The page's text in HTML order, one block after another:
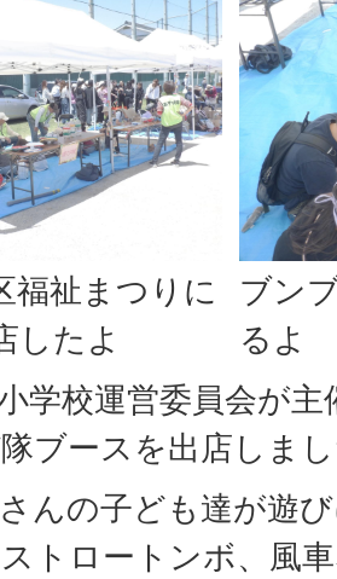
福祉まつりに
したよ
ブン
るよ
学校運営委員会が
ブースを出店しま
んの子ども達が遊
トロートンボ、風